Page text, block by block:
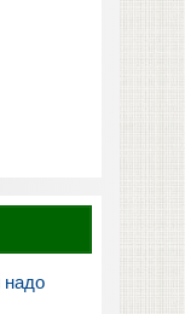
надо